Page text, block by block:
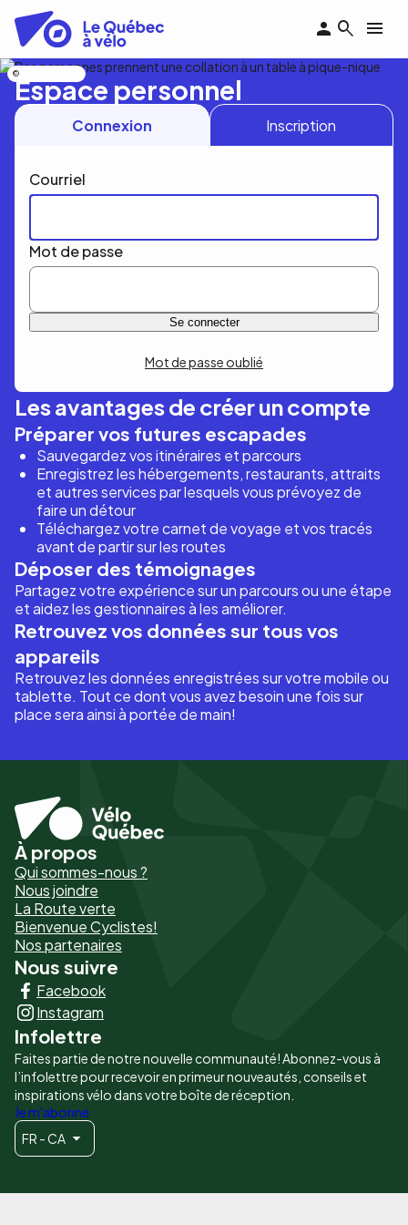
contenu
principal
Espace personnel
Connexion Inscription
Courriel
Mot de passe
Mot de passe oublié
Les avantages de créer un compte
Préparer vos futures escapades
Sauvegardez vos itinéraires et parcours
Enregistrez les hébergements, restaurants, attraits
et autres services par lesquels vous prévoyez de
faire un détour
Téléchargez votre carnet de voyage et vos tracés
avant de partir sur les routes
Déposer des témoignages
Partagez votre expérience sur un parcours ou une étape
et aidez les gestionnaires à les améliorer.
Retrouvez vos données sur tous vos
appareils
Retrouvez les données enregistrées sur votre mobile ou
tablette. Tout ce dont vous avez besoin une fois sur
place sera ainsi à portée de main!
Pied
de
page
-
Liens
principaux
À propos
Qui sommes-nous ?
Nous joindre
La Route verte
Bienvenue Cyclistes!
Nos partenaires
Nous suivre
Facebook
Instagram
Infolettre
Faites partie de notre nouvelle communauté! Abonnez-vous à
l’infolettre pour recevoir en primeur nouveautés, conseils et
inspirations vélo dans votre boîte de réception.
Je m'abonne
FR - CA